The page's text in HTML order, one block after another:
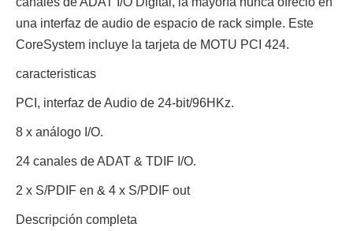
una interfaz de audio de espacio de rack simple. Este
CoreSystem incluye la tarjeta de MOTU PCI 424.
caracteristicas
PCI, interfaz de Audio de 24-bit/96HKz.
8 x análogo I/O.
24 canales de ADAT & TDIF I/O.
2 x S/PDIF en & 4 x S/PDIF out
Descripción completa